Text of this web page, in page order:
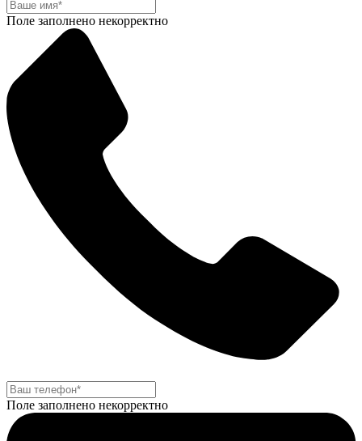
Поле заполнено некорректно
Поле заполнено некорректно